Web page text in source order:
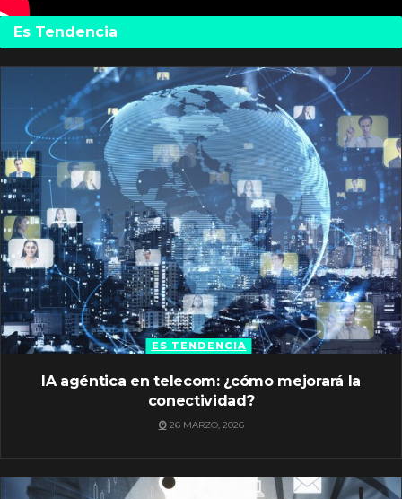
Es Tendencia
ES TENDENCIA
IA agéntica en telecom: ¿cómo mejorará la
conectividad?
26 MARZO, 2026